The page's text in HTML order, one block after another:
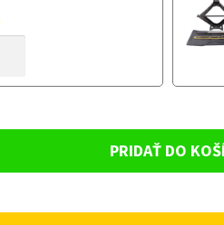
PRIDAŤ DO